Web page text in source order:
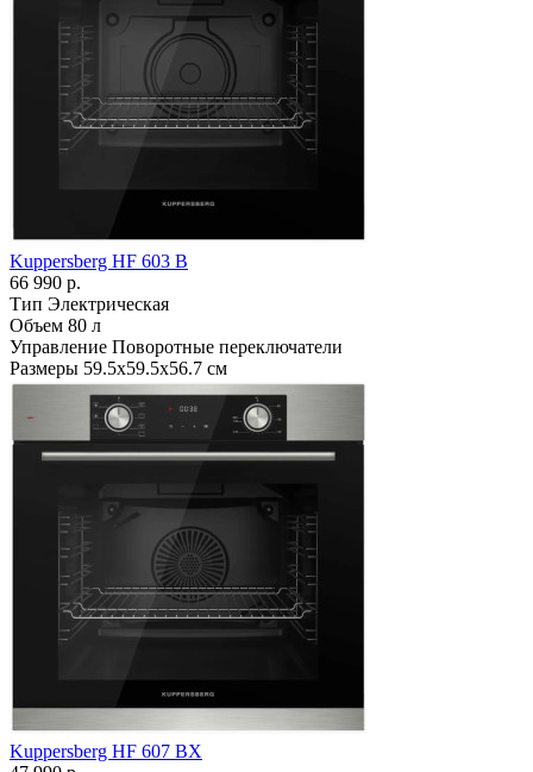
Kuppersberg HF 603 B
66 990 р.
Тип Электрическая
Объем 80 л
Управление Поворотные переключатели
Размеры 59.5х59.5х56.7 см
Kuppersberg HF 607 BX